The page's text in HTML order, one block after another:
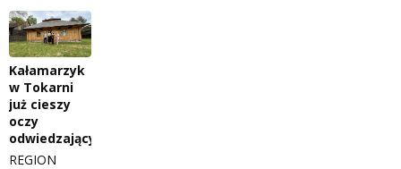
Słowo Dnia
Tak wierzę
Weekend z blondynką
W starych Kielcach
Regulamin darowizn
Regulamin konkursu Zwierzak naszej klasy
Polityka prywatności
Kałamarzyk
w Tokarni
już cieszy
oczy
odwiedzających
REGION